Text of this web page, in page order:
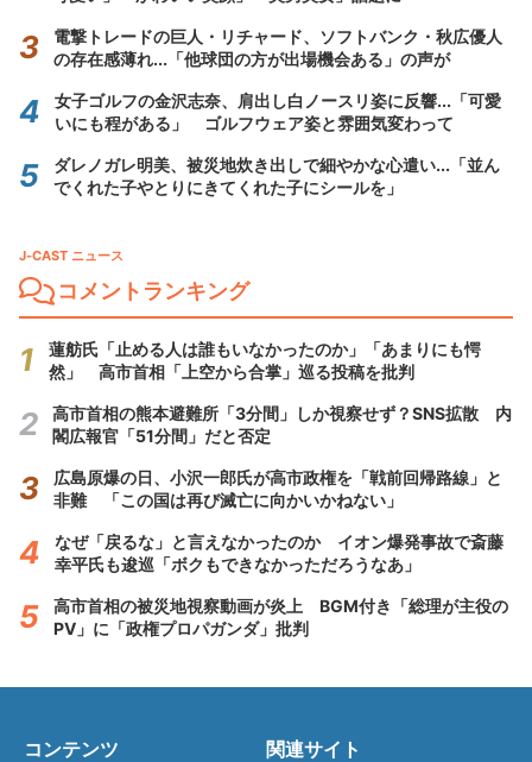
電撃トレードの巨人・リチャード、ソフトバンク・秋広優人
の存在感薄れ...「他球団の方が出場機会ある」の声が
女子ゴルフの金沢志奈、肩出し白ノースリ姿に反響...「可愛
いにも程がある」 ゴルフウェア姿と雰囲気変わって
ダレノガレ明美、被災地炊き出しで細やかな心遣い...「並ん
でくれた子やとりにきてくれた子にシールを」
J-CAST ニュース
コメントランキング
蓮舫氏「止める人は誰もいなかったのか」「あまりにも愕
然」 高市首相「上空から合掌」巡る投稿を批判
高市首相の熊本避難所「3分間」しか視察せず？SNS拡散 内
閣広報官「51分間」だと否定
広島原爆の日、小沢一郎氏が高市政権を「戦前回帰路線」と
非難 「この国は再び滅亡に向かいかねない」
なぜ「戻るな」と言えなかったのか イオン爆発事故で斎藤
幸平氏も逡巡「ボクもできなかっただろうなあ」
高市首相の被災地視察動画が炎上 BGM付き「総理が主役の
PV」に「政権プロパガンダ」批判
コンテンツ 関連サイト